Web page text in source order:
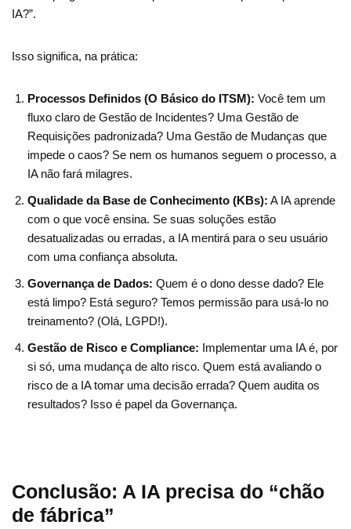
IA?”.
Isso significa, na prática:
Processos Definidos (O Básico do ITSM): Você tem um
fluxo claro de Gestão de Incidentes? Uma Gestão de
Requisições padronizada? Uma Gestão de Mudanças que
impede o caos? Se nem os humanos seguem o processo, a
IA não fará milagres.
Qualidade da Base de Conhecimento (KBs): A IA aprende
com o que você ensina. Se suas soluções estão
desatualizadas ou erradas, a IA mentirá para o seu usuário
com uma confiança absoluta.
Governança de Dados: Quem é o dono desse dado? Ele
está limpo? Está seguro? Temos permissão para usá-lo no
treinamento? (Olá, LGPD!).
Gestão de Risco e Compliance: Implementar uma IA é, por
si só, uma mudança de alto risco. Quem está avaliando o
risco de a IA tomar uma decisão errada? Quem audita os
resultados? Isso é papel da Governança.
Conclusão: A IA precisa do “chão
de fábrica”